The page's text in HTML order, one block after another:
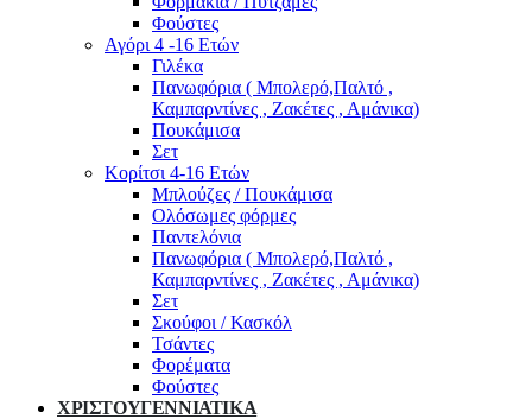
Φούστες
Αγόρι 4 -16 Ετών
Γιλέκα
Πανωφόρια ( Μπολερό,Παλτό ,
Καμπαρντίνες , Ζακέτες , Αμάνικα)
Πουκάμισα
Σετ
Κορίτσι 4-16 Ετών
Μπλούζες / Πουκάμισα
Ολόσωμες φόρμες
Παντελόνια
Πανωφόρια ( Μπολερό,Παλτό ,
Καμπαρντίνες , Ζακέτες , Αμάνικα)
Σετ
Σκούφοι / Κασκόλ
Τσάντες
Φορέματα
Φούστες
ΧΡΙΣΤΟΥΓΕΝΝΙΑΤΙΚΑ